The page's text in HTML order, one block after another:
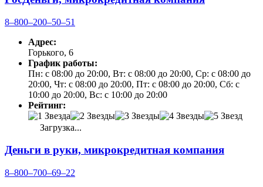
8‒800‒200‒50‒51
Адрес:
Горького, 6
График работы:
Пн: с 08:00 до 20:00, Вт: с 08:00 до 20:00, Ср: с 08:00 до
20:00, Чт: с 08:00 до 20:00, Пт: с 08:00 до 20:00, Сб: с
10:00 до 20:00, Вс: с 10:00 до 20:00
Рейтинг:
Загрузка...
Деньги в руки, микрокредитная компания
8‒800‒700‒69‒22